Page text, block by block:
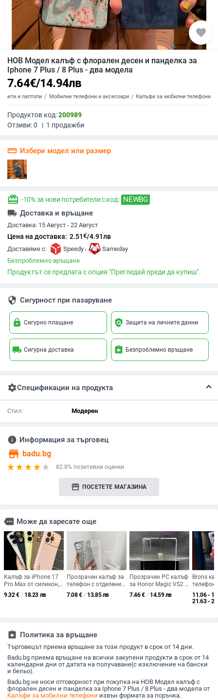
favorite
НОВ Модел калъф с флорален десен и панделка за
Iphone 7 Plus / 8 Plus - два модела
7.64€/14.94лв
и лаптопи Мобилни телефони и аксесоари Калъфи за мобилни телефони
Продуктов код:200989
Отзиви:0 | 1 продажби
straighten Избери модел или размер
redeem -10% за нови потребители с код: NEWBG
local_shipping Доставка и връщане
Доставка: 15 Август - 22 Август
Цена на доставка: 2.51€/4.91лв
Доставяме с: Speedy ,
Sameday
Безпроблемно връщане
Продуктът се предлага с опция "Прегледай преди да купиш".
security Сигурност при пазаруване
lock Сигурно плащане policy Защита на личните данни
local_shipping Сигурна доставка assignment_return Безпроблемно връщане
settingsСпецификации на продукта
Стил: Модерен
info Информация за търговец
store badu.bg
82.8% позитивни оценки
storefront ПОСЕТЕТЕ МАГАЗИНА
more Може да харесате още
Калъф за iPhone 17
Pro Max от силикон,
пълен обхват, матов
финиш, оранжев, с
9.32€ / 18.23 лв
Прозрачен калъф за
телефон с отделение
за карти, TPU,
устойчив на падане,
7.08€ / 13.85 лв
Прозрачен PC калъф
за Honor Magic VS2 –
лек и тънък, за
сгъваем екран,
7.46€ / 14.59 лв
Brons
телефон
— пълен
стилен и
11.06 -
21.63 -
assignment_return Политика за връщане
Търговецът приема връщане за този продукт в срок от 14 дни.
Badu.bg приема връщане на всички закупени продукти в срок от 14
календарни дни от датата на получаване(с изключение на бански
и бельо).
Badu.bg не носи отговорност при покупка на НОВ Модел калъф с
флорален десен и панделка за Iphone 7 Plus / 8 Plus - два модела от
Калъфи за мобилни телефони извън формата за поръчка.